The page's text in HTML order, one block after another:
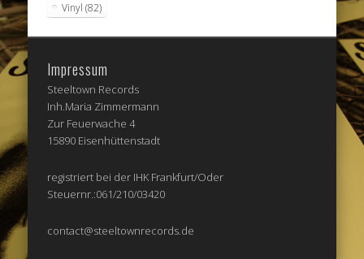
Vinyl (82)
Impressum
Steeltown Records
Inh.Maria Zimmermann
Zur Feuerwache 4
15890 Eisenhüttenstadt
registriert bei der IHK Frankfurt/Oder
Steuernr.:061/210/03420
contact@steeltownrecords.de